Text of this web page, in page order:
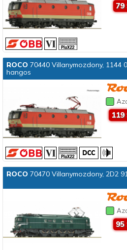
79
ROCO 70440 Villanymozdony, 1144
hangos
ROCO 70470 Villanymozdony, 2D2
95